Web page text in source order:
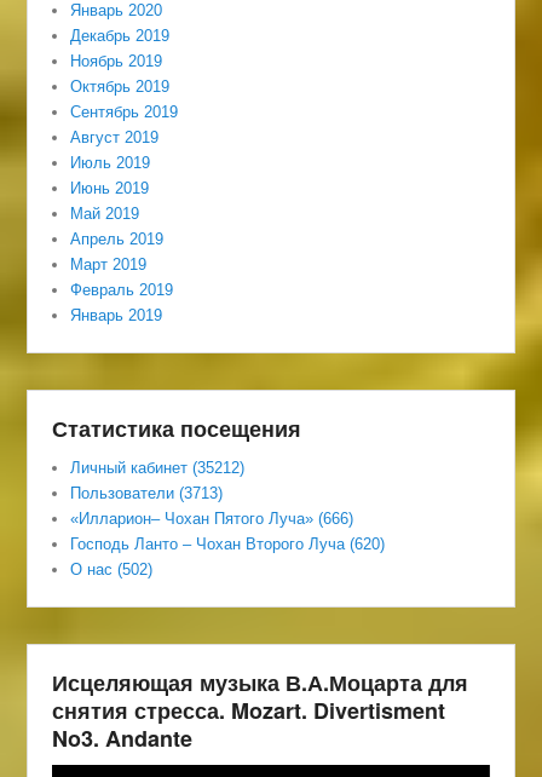
Январь 2020
Декабрь 2019
Ноябрь 2019
Октябрь 2019
Сентябрь 2019
Август 2019
Июль 2019
Июнь 2019
Май 2019
Апрель 2019
Март 2019
Февраль 2019
Январь 2019
Статистика посещения
Личный кабинет (35212)
Пользователи (3713)
«Илларион– Чохан Пятого Луча» (666)
Господь Ланто – Чохан Второго Луча (620)
О нас (502)
Исцеляющая музыка В.А.Моцарта для
снятия стресса. Mozart. Divertisment
No3. Andante